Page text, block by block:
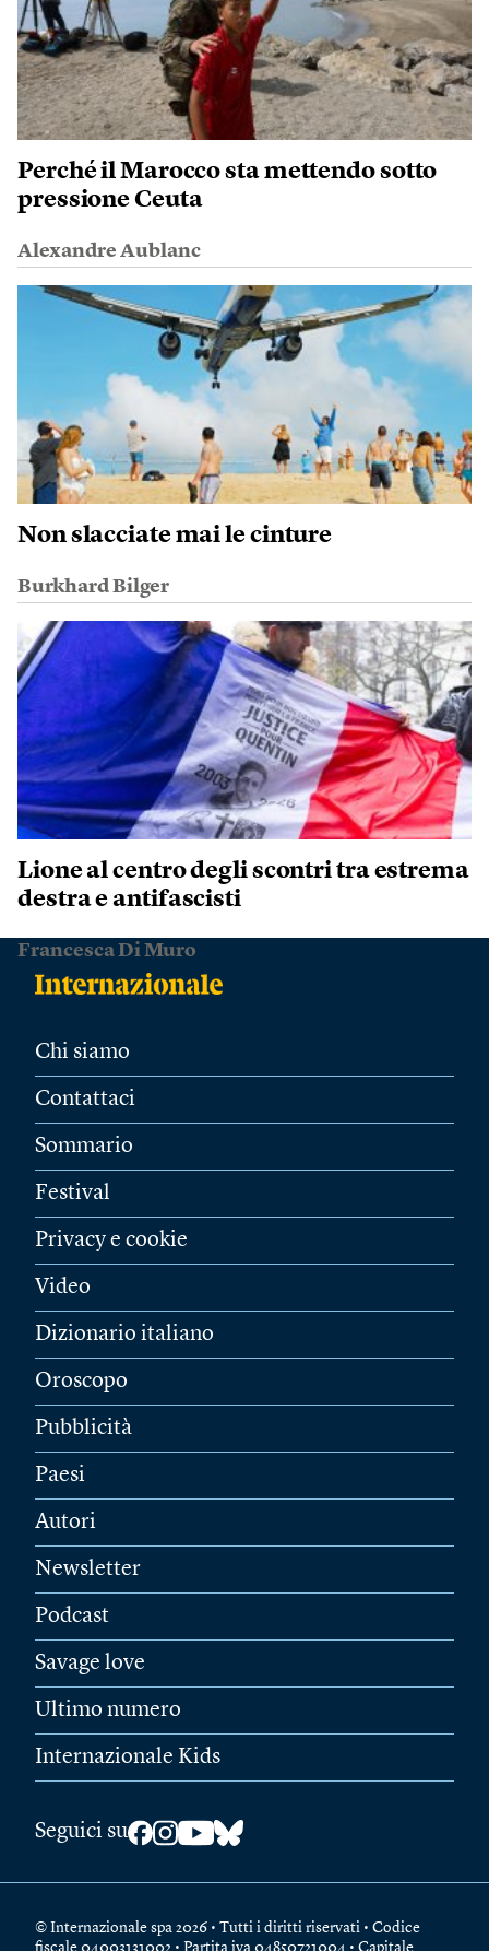
Perché il Marocco sta mettendo sotto
pressione Ceuta
Alexandre Aublanc
Non slacciate mai le cinture
Burkhard Bilger
Lione al centro degli scontri tra estrema
destra e antifascisti
Francesca Di Muro
Chi siamo
Contattaci
Sommario
Festival
Privacy e cookie
Video
Dizionario italiano
Oroscopo
Pubblicità
Paesi
Autori
Newsletter
Podcast
Savage love
Ultimo numero
Internazionale Kids
Seguici su
© Internazionale spa 2026 • Tutti i diritti riservati • Codice